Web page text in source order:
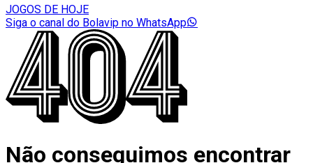
JOGOS DE HOJE
Siga o canal do Bolavip no WhatsApp
Não conseguimos encontrar